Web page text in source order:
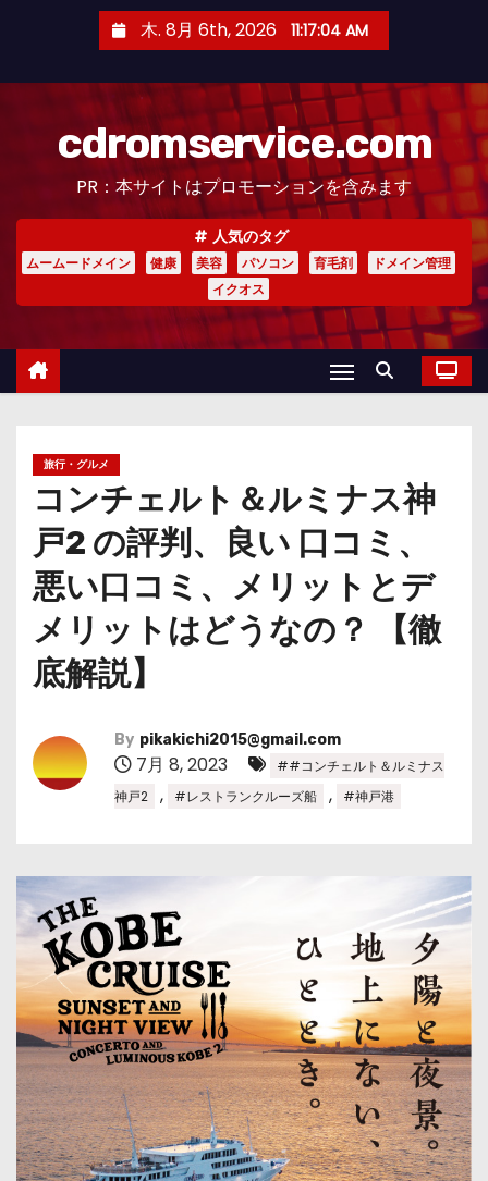
木. 8月 6th, 2026 11:17:05 AM
cdromservice.com
PR：本サイトはプロモーションを含みます
人気のタグ
ムームードメイン 健康 美容 パソコン 育毛剤
ドメイン管理
イクオス
旅行・グルメ
コンチェルト＆ルミナス神
戸2 の評判、良い 口コミ、
悪い口コミ、メリットとデ
メリットはどうなの？ 【徹
底解説】
By pikakichi2015@gmail.com
7月 8, 2023
##コンチェルト＆ルミナス
神戸2
, #レストランクルーズ船 , #神戸港